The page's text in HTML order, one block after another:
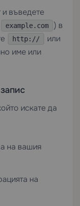
и въведете
example.com
) в
http:// или
име или
искате да
на вашия
на